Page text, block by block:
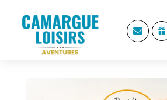
 